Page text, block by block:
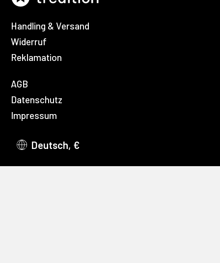
Handling & Versand
Widerruf
Reklamation
AGB
Datenschutz
Impressum
Deutsch, €